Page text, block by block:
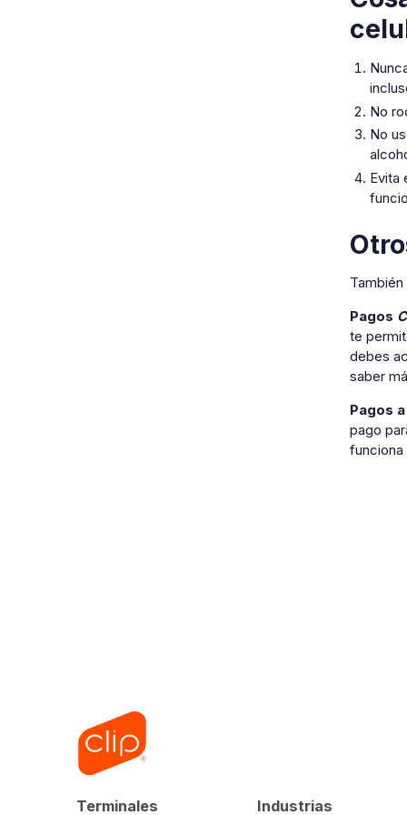
No
No
Evita
Pagos
te
debes
saber
Pagos
pago
Terminales Industrias